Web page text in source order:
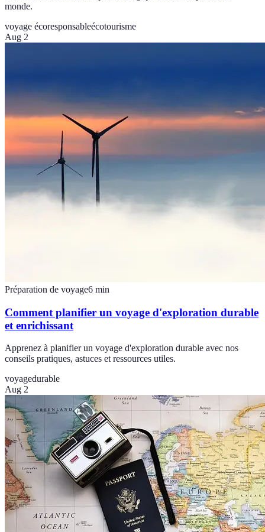
monde.
voyage écoresponsableécotourisme
Aug 2
Préparation de voyage6 min
Comment planifier un voyage d'exploration durable
et enrichissant
Apprenez à planifier un voyage d'exploration durable avec nos
conseils pratiques, astuces et ressources utiles.
voyagedurable
Aug 2